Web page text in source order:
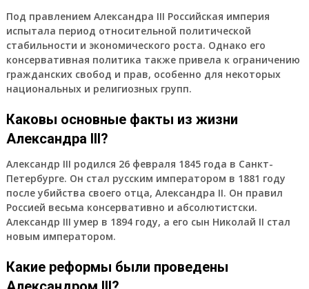
Под правлением Александра III Российская империя
испытала период относительной политической
стабильности и экономического роста. Однако его
консервативная политика также привела к ограничению
гражданских свобод и прав, особенно для некоторых
национальных и религиозных групп.
Каковы основные факты из жизни
Александра III?
Александр III родился 26 февраля 1845 года в Санкт-
Петербурге. Он стал русским императором в 1881 году
после убийства своего отца, Александра II. Он правил
Россией весьма консервативно и абсолютистски.
Александр III умер в 1894 году, а его сын Николай II стал
новым императором.
Какие реформы были проведены